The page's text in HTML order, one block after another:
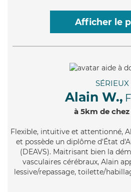
Afficher le
SÉRIEUX
Alain W.,
à 5km de chez
Flexible, intuitive et attentionné,
et possède un diplôme d'État
(DEAVS). Maitrisant bien la
vasculaires cérébraux, Alain
lessive/repassage, toilette/